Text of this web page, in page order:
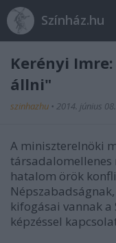
Színház.hu
Kerényi
állni"
szinhazhu • 2014. június 08.
A miniszterelnöki
társadalomellenes
hatalom örök
kifogásai vannak a
képzéssel